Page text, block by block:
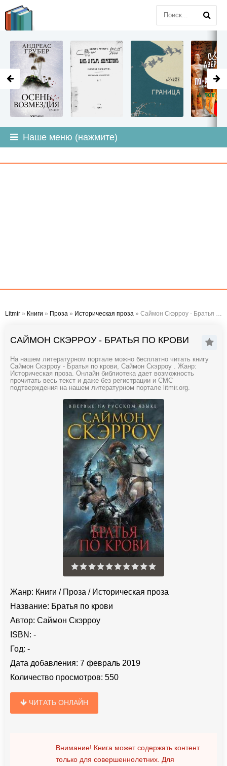
Наше меню (нажмите)
Litmir » Книги » Проза » Историческая проза » Саймон Скэрроу - Братья по крови
САЙМОН СКЭРРОУ - БРАТЬЯ ПО КРОВИ
На нашем литературном портале можно бесплатно читать книгу
Саймон Скэрроу - Братья по крови, Саймон Скэрроу . Жанр:
Историческая проза. Онлайн библиотека дает возможность
прочитать весь текст и даже без регистрации и СМС
подтверждения на нашем литературном портале litmir.org.
Жанр: Книги / Проза / Историческая проза
Название: Братья по крови
Автор: Саймон Скэрроу
ISBN: -
Год: -
Дата добавления: 7 февраль 2019
Количество просмотров: 550
ЧИТАТЬ ОНЛАЙН
Внимание! Книга может содержать контент
только для совершеннолетних. Для
LITMIR.ORG